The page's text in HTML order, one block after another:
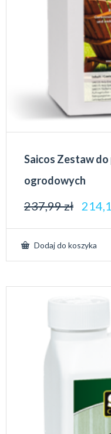
Saicos Zestaw
ogrodowych
237,99zł
Dodaj do koszyka